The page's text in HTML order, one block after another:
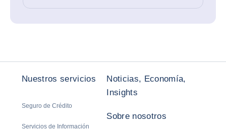
Nuestros servicios
Seguro de Crédito
Servicios de Información
Noticias, Economía,
Insights
Sobre nosotros